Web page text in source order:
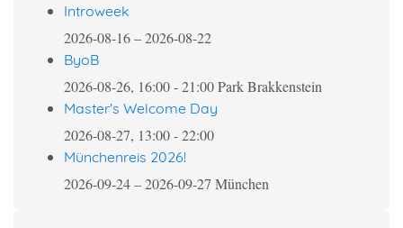
Introweek
2026-08-16–2026-08-22
ByoB
2026-08-26, 16:00-21:00Park Brakkenstein
Master's Welcome Day
2026-08-27, 13:00-22:00
Münchenreis 2026!
2026-09-24–2026-09-27 München